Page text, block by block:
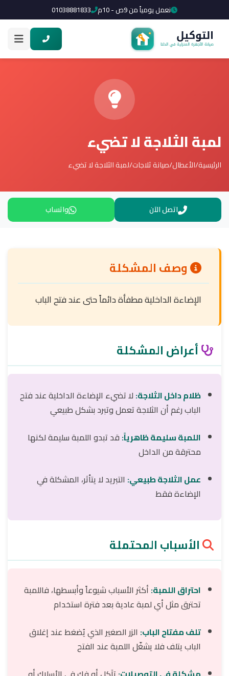
نعمل يومياً من 9ص - 10م 01038881833
لمبة الثلاجة لا تضيء
الرئيسية/الأعطال/صيانة ثلاجات/لمبة الثلاجة لا تضيء
اتصل الآن واتساب
وصف المشكلة
الإضاءة الداخلية مطفأة دائماً حتى عند فتح الباب
أعراض المشكلة
ظلام داخل الثلاجة: لا تضيء الإضاءة الداخلية عند فتح
الباب رغم أن الثلاجة تعمل وتبرد بشكل طبيعي
اللمبة سليمة ظاهرياً: قد تبدو اللمبة سليمة لكنها
محترقة من الداخل
عمل الثلاجة طبيعي: التبريد لا يتأثر، المشكلة في
الإضاءة فقط
الأسباب المحتملة
احتراق اللمبة: أكثر الأسباب شيوعاً وأبسطها، فاللمبة
تحترق مثل أي لمبة عادية بعد فترة استخدام
تلف مفتاح الباب: الزر الصغير الذي يُضغط عند إغلاق
الباب يتلف فلا يشغّل اللمبة عند الفتح